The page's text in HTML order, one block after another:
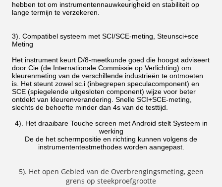
hebben tot om instrumentennauwkeurigheid en stabiliteit op
lange termijn te verzekeren.
3). Compatibel systeem met SCI/SCE-meting, Steunsci+sce
Meting
Het instrument keurt D/8-meetkunde goed die hoogst adviseert
door Cie (de Internationale Commissie op Verlichting) om
kleurenmeting van de verschillende industrieën te ontmoeten
is. Het steunt zowel sc.i (inbegrepen speculacomponent) en
SCE (spiegelende uitgesloten component) wijze voor beter
ontdekt van kleurenverandering. Snelle SCI+SCE-meting,
slechts de behoefte minder dan 4s van de testtijd.
4). Het draaibare Touche screen met Android stelt Systeem in
werking
De de het schermpositie en richting kunnen volgens de
instrumententestmethodes worden aangepast.
5). Het open Gebied van de Overbrengingsmeting, geen
grens op steekproefgrootte